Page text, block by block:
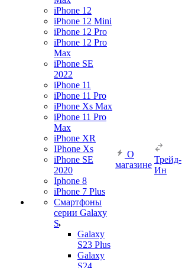
iPhone 12
iPhone 12 Mini
iPhone 12 Pro
iPhone 12 Pro
Max
iPhone SE
2022
iPhone 11
iPhone 11 Pro
iPhone Xs Max
iPhone 11 Pro
Max
iPhone XR
IPhone Xs
iPhone SE
2020
Iphone 8
iPhone 7 Plus
Смартфоны
серии Galaxy
S
Galaxy
S23 Plus
Galaxy
S24
О
магазине
Трейд-
Ин